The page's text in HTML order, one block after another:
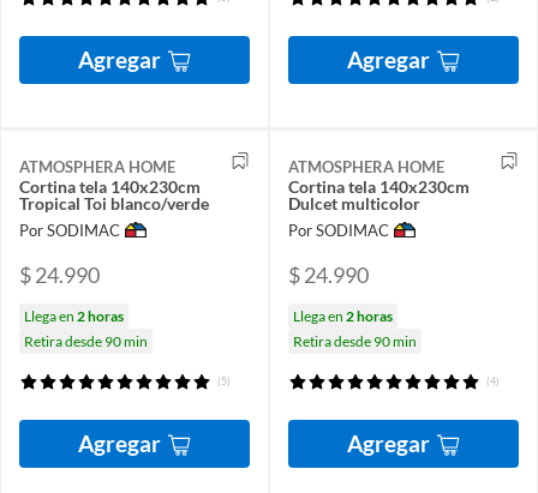
Agregar Agregar
ATMOSPHERA HOME
Cortina tela 140x230cm
Tropical Toi blanco/verde
Por SODIMAC
$ 24.990
Llega en 2 horas
Retira desde 90 min
(5)
Agregar
ATMOSPHERA HOME
Cortina tela 140x230cm
Dulcet multicolor
Por SODIMAC
$ 24.990
Llega en 2 horas
Retira desde 90 min
(4)
Agregar